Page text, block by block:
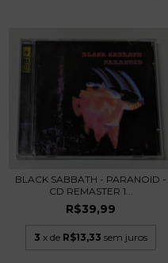
BLACK SABBATH - PARANOID -
CD REMASTER 1...
R$39,99
3 x de R$13,33 sem juros